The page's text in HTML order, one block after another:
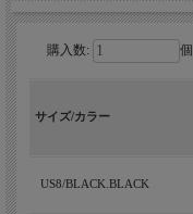
購入数: 個
サイズ/カラー
US8/BLACK.BLACK